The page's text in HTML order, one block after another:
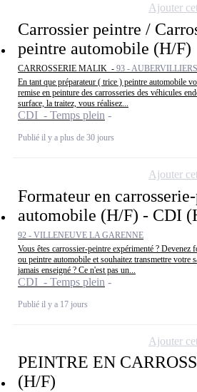
Carrossier peintre /
peintre automobile (H/F)
CARROSSERIE MALIK - 93 - AUBERVILLIERS
En tant que préparateur ( trice ) peintre automobile
remise en peinture des carrosseries des véhicules
surface, la traitez, vous réalisez...
CDI - Temps plein
Publié il y a plus de 30 jours
Ajouter
Formateur en
automobile (H/F) - CDI
92 - VILLENEUVE LA GARENNE
Vous êtes carrossier-peintre expérimenté ? Devenez
ou peintre automobile et souhaitez transmettre votre
jamais enseigné ? Ce n'est pas un...
CDI - Temps plein
Publié il y a 17 jours
Ajouter
PEINTRE EN
(H/F)
Ajouter